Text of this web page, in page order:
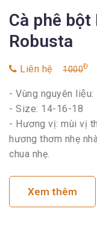
Cà phê
Robusta
Liên hệ 1000Đ
- Vùng nguyên
- Size: 14-16-18
- Hương vị: mùi vị
hương thơm nhẹ
chua nhẹ.
Xem thêm